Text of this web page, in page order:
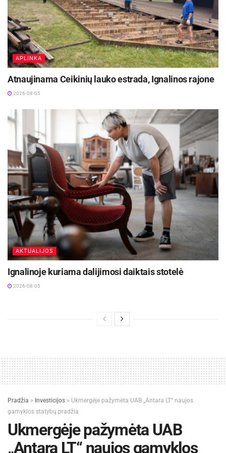
2026-08-07
Biržų rajone planuojama Širvėnos ežero Astravo
užtvankos rekonstrukcija
2026-08-07
Apie AB „Via Lietuva“
„Via Lietuva“ – valstybės valdoma įmonė,
atsakinga už Lietuvos kelių modernizavimą,
priežiūrą ir eksploatavimą. Bendrovė rūpinasi
daugiau nei 21 tūkst. km valstybinės reikšmės
kelių, daugiau nei 1500 tiltų, viadukų, tunelių ir
daugiau nei 2000 km pėsčiųjų ir dviračių takų.
Šaltinis: Ukmergės rajono savivaldybė
APLINKA
Atnaujinama Ceikinių lauko estrada, Ignalinos rajone
2026-08-05
AKTUALIJOS
Ignalinoje kuriama dalijimosi daiktais stotelė
2026-08-05
Pradžia » Investicijos » Ukmergėje pažymėta UAB „Antara LT“ naujos
gamyklos statybų pradžia
Ukmergėje pažymėta UAB
„Antara LT“ naujos gamyklos